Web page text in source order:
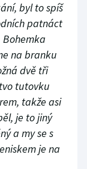
byl to spíš
patnáct
na branku
dvě tři
tutovku
takže asi
je to jiný
a my se s
je na